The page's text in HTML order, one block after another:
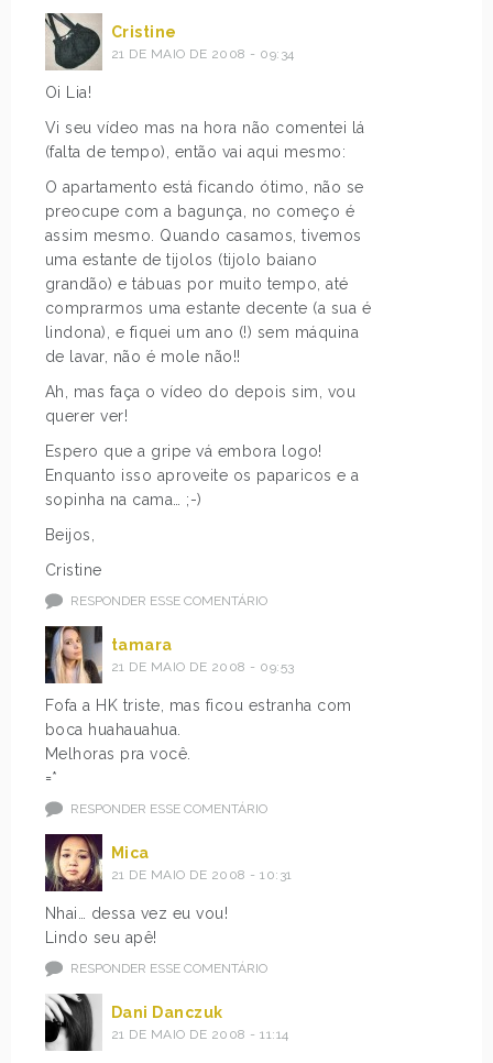
Cristine
21 DE MAIO DE 2008 - 09:34
Oi Lia!
Vi seu vídeo mas na hora não comentei lá
(falta de tempo), então vai aqui mesmo:
O apartamento está ficando ótimo, não se
preocupe com a bagunça, no começo é
assim mesmo. Quando casamos, tivemos
uma estante de tijolos (tijolo baiano
grandão) e tábuas por muito tempo, até
comprarmos uma estante decente (a sua é
lindona), e fiquei um ano (!) sem máquina
de lavar, não é mole não!!
Ah, mas faça o vídeo do depois sim, vou
querer ver!
Espero que a gripe vá embora logo!
Enquanto isso aproveite os paparicos e a
sopinha na cama… ;-)
Beijos,
Cristine
RESPONDER ESSE COMENTÁRIO
tamara
21 DE MAIO DE 2008 - 09:53
Fofa a HK triste, mas ficou estranha com
boca huahauahua.
Melhoras pra você.
=*
RESPONDER ESSE COMENTÁRIO
Mica
21 DE MAIO DE 2008 - 10:31
Nhai… dessa vez eu vou!
Lindo seu apê!
RESPONDER ESSE COMENTÁRIO
Dani Danczuk
21 DE MAIO DE 2008 - 11:14